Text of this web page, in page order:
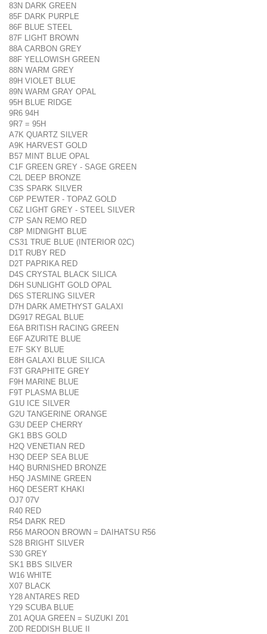
83N DARK GREEN
85F DARK PURPLE
86F BLUE STEEL
87F LIGHT BROWN
88A CARBON GREY
88F YELLOWISH GREEN
88N WARM GREY
89H VIOLET BLUE
89N WARM GRAY OPAL
95H BLUE RIDGE
9R6 94H
9R7 = 95H
A7K QUARTZ SILVER
A9K HARVEST GOLD
B57 MINT BLUE OPAL
C1F GREEN GREY - SAGE GREEN
C2L DEEP BRONZE
C3S SPARK SILVER
C6P PEWTER - TOPAZ GOLD
C6Z LIGHT GREY - STEEL SILVER
C7P SAN REMO RED
C8P MIDNIGHT BLUE
CS31 TRUE BLUE (INTERIOR 02C)
D1T RUBY RED
D2T PAPRIKA RED
D4S CRYSTAL BLACK SILICA
D6H SUNLIGHT GOLD OPAL
D6S STERLING SILVER
D7H DARK AMETHYST GALAXI
DG917 REGAL BLUE
E6A BRITISH RACING GREEN
E6F AZURITE BLUE
E7F SKY BLUE
E8H GALAXI BLUE SILICA
F3T GRAPHITE GREY
F9H MARINE BLUE
F9T PLASMA BLUE
G1U ICE SILVER
G2U TANGERINE ORANGE
G3U DEEP CHERRY
GK1 BBS GOLD
H2Q VENETIAN RED
H3Q DEEP SEA BLUE
H4Q BURNISHED BRONZE
H5Q JASMINE GREEN
H6Q DESERT KHAKI
OJ7 07V
R40 RED
R54 DARK RED
R56 MAROON BROWN = DAIHATSU R56
S28 BRIGHT SILVER
S30 GREY
SK1 BBS SILVER
W16 WHITE
X07 BLACK
Y28 ANTARES RED
Y29 SCUBA BLUE
Z01 AQUA GREEN = SUZUKI Z01
Z0D REDDISH BLUE II